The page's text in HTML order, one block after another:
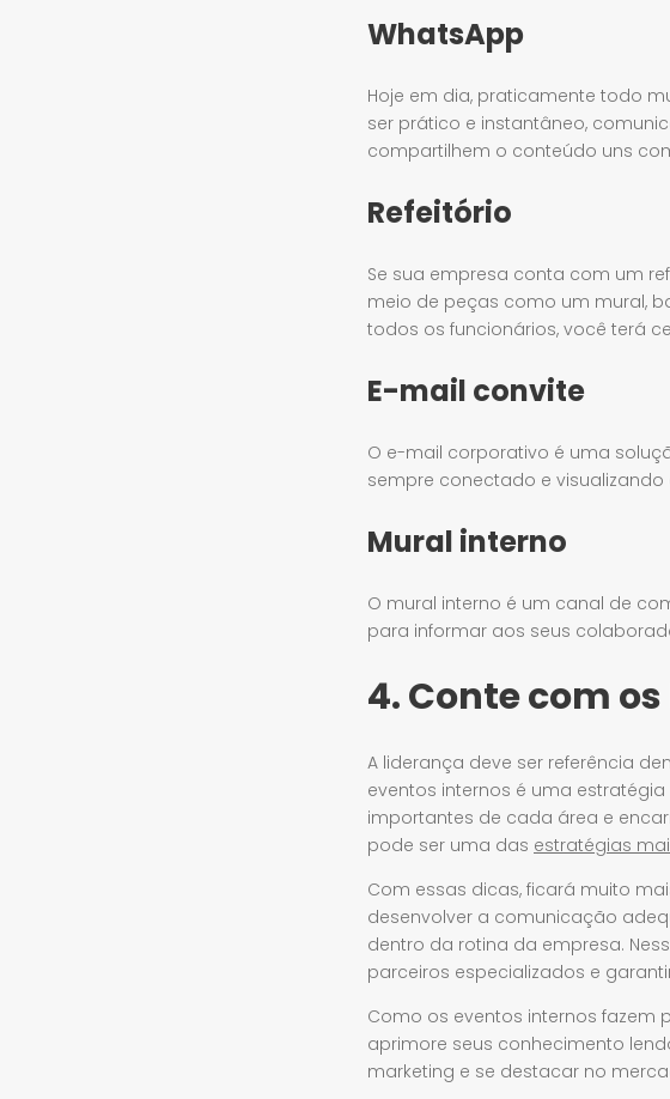
WhatsApp
Hoje em dia, praticamente todo
ser prático e instantâneo,
compartilhem o conteúdo uns
Refeitório
Se sua empresa conta com um
meio de peças como um mural,
todos os funcionários, você terá
E-mail convite
O e-mail corporativo é uma
sempre conectado e
Mural interno
O mural interno é um canal de
para informar aos seus
4. Conte com
A liderança deve ser referência
eventos internos é uma
importantes de cada área e
pode ser uma das estratégias
Com essas dicas, ficará muito
desenvolver a comunicação
dentro da rotina da empresa.
parceiros especializados e
Como os eventos internos fazem
aprimore seus conhecimento
marketing e se destacar no